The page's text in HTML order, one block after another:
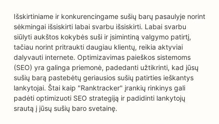
Išskirtiniame ir konkurencingame sušių barų pasaulyje norint
sėkmingai išsiskirti labai svarbu išsiskirti. Labai svarbu
siūlyti aukštos kokybės suši ir įsimintiną valgymo patirtį,
tačiau norint pritraukti daugiau klientų, reikia aktyviai
dalyvauti internete. Optimizavimas paieškos sistemoms
(SEO) yra galinga priemonė, padedanti užtikrinti, kad jūsų
sušių barą pastebėtų geriausios sušių patirties ieškantys
lankytojai. Štai kaip "Ranktracker" įrankių rinkinys gali
padėti optimizuoti SEO strategiją ir padidinti lankytojų
srautą į jūsų sušių baro svetainę.